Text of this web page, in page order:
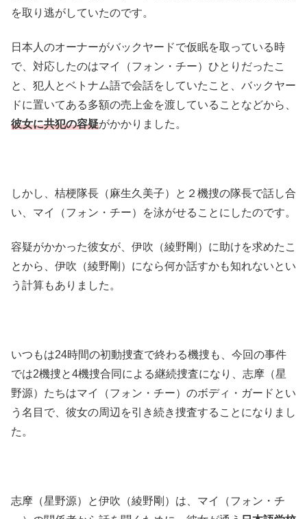
を取り逃がしていたのです。
日本人のオーナーがバックヤードで仮眠を取っている時
で、対応したのはマイ（フォン・チー）ひとりだったこ
と、犯人とベトナム語で会話をしていたこと、バックヤー
ドに置いてある多額の売上金を渡していることなどから、
彼女に共犯の容疑がかかりました。
しかし、桔梗隊長（麻生久美子）と２機捜の隊長で話し合
い、マイ（フォン・チー）を泳がせることにしたのです。
容疑がかかった彼女が、伊吹（綾野剛）に助けを求めたこ
とから、伊吹（綾野剛）になら何か話すかも知れないとい
う計算もありました。
いつもは24時間の初動捜査で終わる機捜も、今回の事件
では2機捜と4機捜合同による継続捜査になり、志摩（星
野源）たちはマイ（フォン・チー）のボディ・ガードとい
う名目で、彼女の周辺を引き続き捜査することになりまし
た。
志摩（星野源）と伊吹（綾野剛）は、マイ（フォン・チ